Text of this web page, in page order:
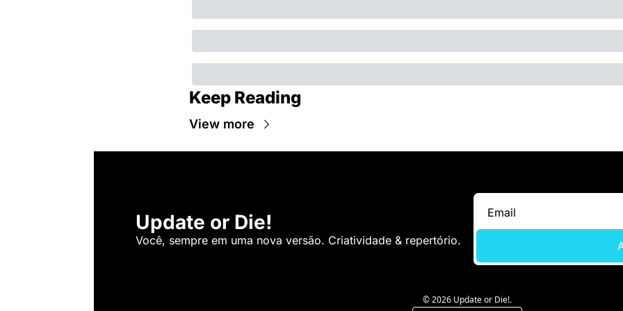
Keep Reading
View more
Update or Die!
Você, sempre em uma nova versão. Criatividade & repertório.
© 2026 Update or Die!.